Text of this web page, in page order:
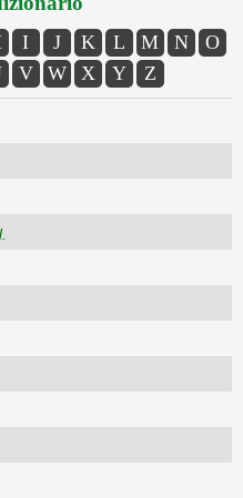
I J K L M N
O
V W X Y Z